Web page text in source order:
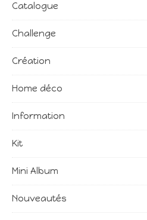
Catalogue
Challenge
Création
Home déco
Information
Kit
Mini Album
Nouveautés